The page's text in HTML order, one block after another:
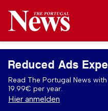
Reduced Ads
Read The Portugal News
19.99€ per year.
Hier anmelden